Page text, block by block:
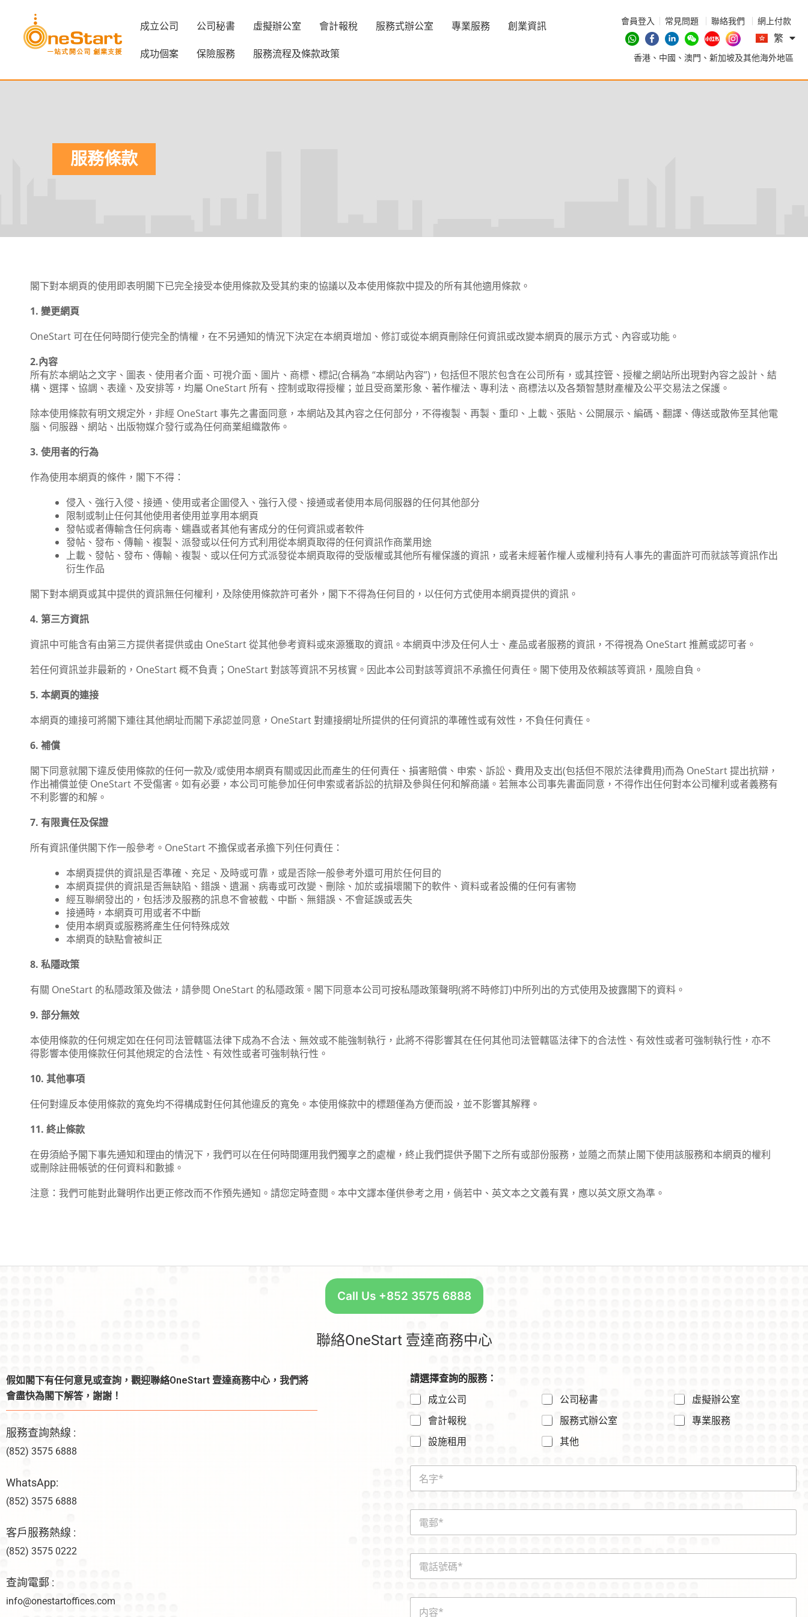
成立公司 公司秘書 虛擬辦公室 會計報稅 服務式辦公室 專業服務 創業資訊
成功個案 保險服務 服務流程及條款政策
會員登入 常見問題 聯絡我們 網上付款
繁
En
简
香港、中國、澳門、新加坡及其他海外地區
服務條款
閣下對本網頁的使用即表明閣下已完全接受本使用條款及受其約束的協議以及本使用條款中提及的所有其他適用條款。
1. 變更網頁
OneStart 可在任何時間行使完全酌情權，在不另通知的情況下決定在本網頁增加、修訂或從本網頁刪除任何資訊或改變本網頁的展示方式、內容或功能。
2.內容
所有於本網站之文字、圖表、使用者介面、可視介面、圖片、商標、標記(合稱為 “本網站內容”)，包括但不限於包含在公司所有，或其控管、授權之網站所出現對內容之設計、結
構、選擇、協調、表達、及安排等，均屬 OneStart 所有、控制或取得授權；並且受商業形象、著作權法、專利法、商標法以及各類智慧財產權及公平交易法之保護。
除本使用條款有明文規定外，非經 OneStart 事先之書面同意，本網站及其內容之任何部分，不得複製、再製、重印、上載、張貼、公開展示、編碼、翻譯、傳送或散佈至其他電
腦、伺服器、網站、出版物媒介發行或為任何商業組織散佈。
3. 使用者的行為
作為使用本網頁的條件，閣下不得：
侵入、強行入侵、接通、使用或者企圖侵入、強行入侵、接通或者使用本局伺服器的任何其他部分
限制或制止任何其他使用者使用並享用本網頁
發帖或者傳輸含任何病毒、蠕蟲或者其他有害成分的任何資訊或者軟件
發帖、發布、傳輸、複製、派發或以任何方式利用從本網頁取得的任何資訊作商業用途
上載、發帖、發布、傳輸、複製、或以任何方式派發從本網頁取得的受版權或其他所有權保護的資訊，或者未經著作權人或權利持有人事先的書面許可而就該等資訊作出
衍生作品
閣下對本網頁或其中提供的資訊無任何權利，及除使用條款許可者外，閣下不得為任何目的，以任何方式使用本網頁提供的資訊。
4. 第三方資訊
資訊中可能含有由第三方提供者提供或由 OneStart 從其他參考資料或來源獲取的資訊。本網頁中涉及任何人士、產品或者服務的資訊，不得視為 OneStart 推薦或認可者。
若任何資訊並非最新的，OneStart 概不負責；OneStart 對該等資訊不另核實。因此本公司對該等資訊不承擔任何責任。閣下使用及依賴該等資訊，風險自負。
5. 本網頁的連接
本網頁的連接可將閣下連往其他網址而閣下承認並同意，OneStart 對連接網址所提供的任何資訊的準確性或有效性，不負任何責任。
6. 補償
閣下同意就閣下違反使用條款的任何一款及/或使用本網頁有關或因此而產生的任何責任、損害賠償、申索、訴訟、費用及支出(包括但不限於法律費用)而為 OneStart 提出抗辯，
作出補償並使 OneStart 不受傷害。如有必要，本公司可能參加任何申索或者訴訟的抗辯及參與任何和解商議。若無本公司事先書面同意，不得作出任何對本公司權利或者義務有
不利影響的和解。
7. 有限責任及保證
所有資訊僅供閣下作一般參考。OneStart 不擔保或者承擔下列任何責任：
本網頁提供的資訊是否準確、充足、及時或可靠，或是否除一般參考外還可用於任何目的
本網頁提供的資訊是否無缺陷、錯誤、遺漏、病毒或可改變、刪除、加於或損壞閣下的軟件、資料或者設備的任何有害物
經互聯網發出的，包括涉及服務的訊息不會被截、中斷、無錯誤、不會延誤或丟失
接通時，本網頁可用或者不中斷
使用本網頁或服務將產生任何特殊成效
本網頁的缺點會被糾正
8. 私隱政策
有關 OneStart 的私隱政策及做法，請參閱 OneStart 的私隱政策。閣下同意本公司可按私隱政策聲明(將不時修訂)中所列出的方式使用及披露閣下的資料。
9. 部分無效
本使用條款的任何規定如在任何司法管轄區法律下成為不合法、無效或不能強制執行，此將不得影響其在任何其他司法管轄區法律下的合法性、有效性或者可強制執行性，亦不
得影響本使用條款任何其他規定的合法性、有效性或者可強制執行性。
10. 其他事項
任何對違反本使用條款的寬免均不得構成對任何其他違反的寬免。本使用條款中的標題僅為方便而設，並不影響其解釋。
11. 終止條款
在毋須給予閣下事先通知和理由的情況下，我們可以在任何時間運用我們獨享之酌處權，終止我們提供予閣下之所有或部份服務，並隨之而禁止閣下使用該服務和本網頁的權利
或刪除註冊帳號的任何資料和數據。
注意：我們可能對此聲明作出更正修改而不作預先通知。請您定時查閱。本中文譯本僅供參考之用，倘若中、英文本之文義有異，應以英文原文為準。
Call Us +852 3575 6888
聯絡OneStart 壹達商務中心
假如閣下有任何意見或查詢，觀迎聯絡OneStart 壹達商務中心，我們將
會盡快為閣下解答，謝謝！
服務查詢熱線 :
(852) 3575 6888
WhatsApp:
(852) 3575 6888
客戶服務熱線 :
(852) 3575 0222
查詢電郵 :
info@onestartoffices.com
請選擇查詢的服務：
成立公司
公司秘書
虛擬辦公室
會計報稅
服務式辦公室
專業服務
設施租用
其他
N
m
E
a
電
號
内